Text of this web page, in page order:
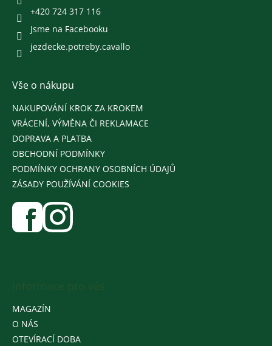
+420 724 317 116
Jsme na Facebooku
jezdecke.potreby.cavallo
Vše o nákupu
NAKUPOVÁNÍ KROK ZA KROKEM
VRÁCENÍ, VÝMĚNA ČI REKLAMACE
DOPRAVA A PLATBA
OBCHODNÍ PODMÍNKY
PODMÍNKY OCHRANY OSOBNÍCH ÚDAJŮ
ZÁSADY POUŽÍVÁNÍ COOKIES
MAGAZÍN
O NÁS
OTEVÍRACÍ DOBA